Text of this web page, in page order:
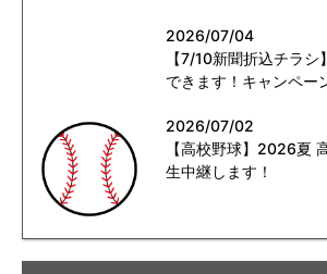
2026/07/04
【7/10新聞折込チラ
できます！キャンペー
2026/07/02
【高校野球】2026夏
生中継します！